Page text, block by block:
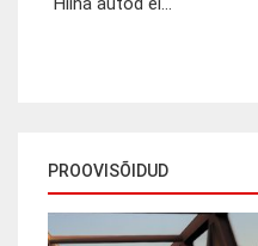
PROOVISÕIDUD